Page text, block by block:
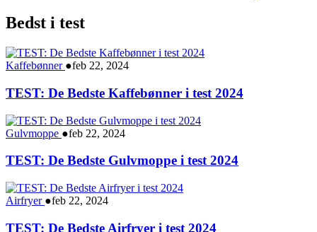
Bedst i test
Kaffebønner ●feb 22, 2024
TEST: De Bedste Kaffebønner i test 2024
Gulvmoppe ●feb 22, 2024
TEST: De Bedste Gulvmoppe i test 2024
Airfryer ●feb 22, 2024
TEST: De Bedste Airfryer i test 2024